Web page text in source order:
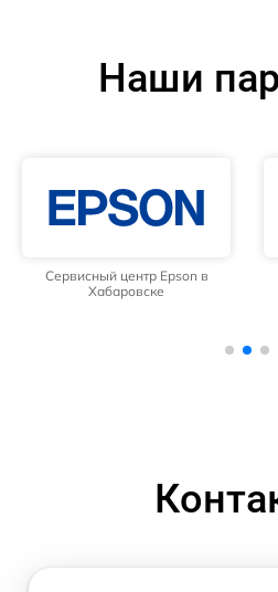
Наши
Сервисный центр Epson в
Хабаровске